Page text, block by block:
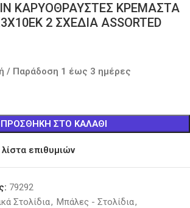
ΚΑΡΥΟΘΡΑΥΣΤΕΣ ΚΡΕΜΑΣΤΑ
2 ΣΧΕΔΙΑ ASSORTED
/ Παράδοση 1 έως 3 ημέρες
ΠΡΟΣΘΉΚΗ ΣΤΟ ΚΑΛΆΘΙ
επιθυμιών
79292
Στολίδια, Μπάλες - Στολίδια,